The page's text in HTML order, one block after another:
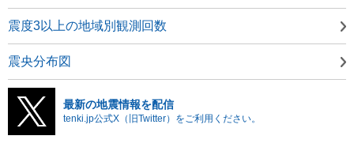
震度3以上の地域別観測回数
震央分布図
最新の地震情報を配信
tenki.jp公式X（旧Twitter）をご利用ください。